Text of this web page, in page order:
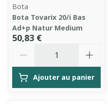
Bota
Bota Tovarix 20/i Bas
Ad+p Natur Medium
50,83 €
Ajouter au panier